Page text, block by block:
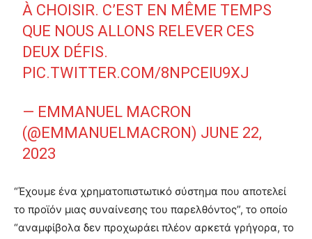
À CHOISIR. C’EST EN MÊME TEMPS
QUE NOUS ALLONS RELEVER CES
DEUX DÉFIS.
PIC.TWITTER.COM/8NPCEIU9XJ
— EMMANUEL MACRON
(@EMMANUELMACRON) JUNE 22,
2023
“Έχουμε ένα χρηματοπιστωτικό σύστημα που αποτελεί
το προϊόν μιας συναίνεσης του παρελθόντος”, το οποίο
“αναμφίβολα δεν προχωράει πλέον αρκετά γρήγορα, το